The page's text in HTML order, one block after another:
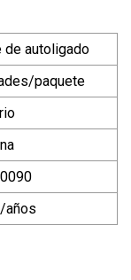
de autoligado
paquete
años